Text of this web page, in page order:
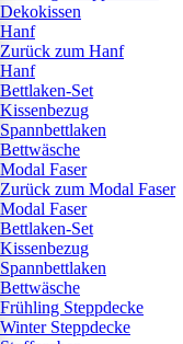
Dekokissen
Hanf
Zurück zum Hanf
Hanf
Bettlaken-Set
Kissenbezug
Spannbettlaken
Bettwäsche
Modal Faser
Zurück zum Modal Faser
Modal Faser
Bettlaken-Set
Kissenbezug
Spannbettlaken
Bettwäsche
Frühling Steppdecke
Winter Steppdecke